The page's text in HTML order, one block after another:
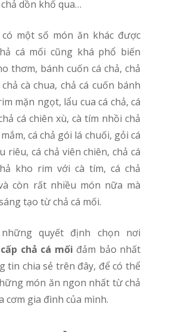
dồn khổ qua…
cá mối cũng khá phổ biến
thơm, bánh cuốn cá chả, chả
cà chua, chả cá cuốn bánh
mặn ngọt, lẩu cua cá chả, cá
cá chiên xù, cà tím nhồi chả
cá chả gói lá chuối, gỏi cá
riêu, cá chả viên chiên, chả cá
kho rim với cà tím, cá chả
còn rất nhiều món nữa mà
tạo từ chả cá mối.
những quyết định chọn nơi
chả cá mối đảm bảo nhất
tin chia sẻ trên đây, để có thể
món ăn ngon nhất từ chả
cơm gia đình của mình.